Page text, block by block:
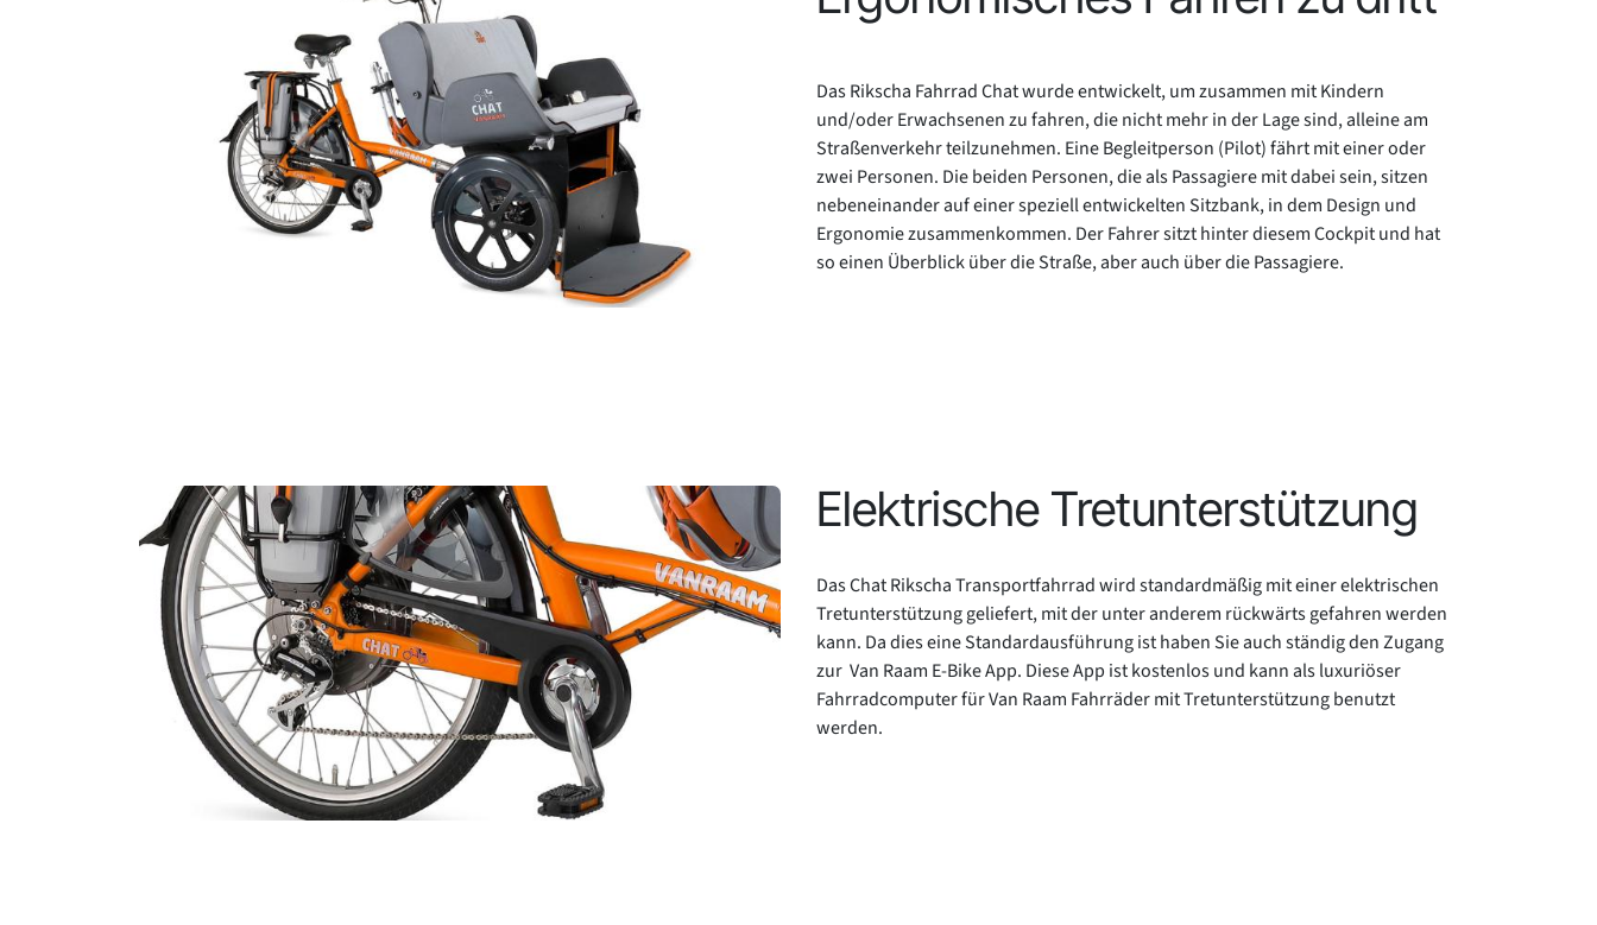
Das Rikscha Fahrrad Chat wurde entwickelt, um zusammen mit Kindern
und/oder Erwachsenen zu fahren, die nicht mehr in der Lage sind, alleine am
Straßenverkehr teilzunehmen. Eine Begleitperson (Pilot) fährt mit einer oder
zwei Personen. Die beiden Personen, die als Passagiere mit dabei sein, sitzen
nebeneinander auf einer speziell entwickelten Sitzbank, in dem Design und
Ergonomie zusammenkommen. Der Fahrer sitzt hinter diesem Cockpit und hat
so einen Überblick über die Straße, aber auch über die Passagiere.
Elektrische Tretunterstützung
Das Chat Rikscha Transportfahrrad wird standardmäßig mit einer elektrischen
Tretunterstützung geliefert, mit der unter anderem rückwärts gefahren werden
kann. Da dies eine Standardausführung ist haben Sie auch ständig den Zugang
zur Van Raam E-Bike App. Diese App ist kostenlos und kann als luxuriöser
Fahrradcomputer für Van Raam Fahrräder mit Tretunterstützung benutzt
werden.